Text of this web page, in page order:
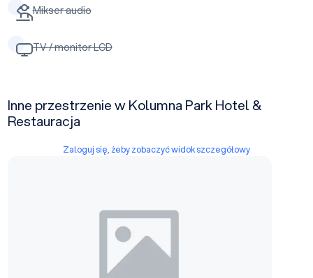
Mikser audio
TV / monitor LCD
Inne przestrzenie w Kolumna Park Hotel &
Restauracja
Zaloguj się, żeby zobaczyć widok szczegółowy